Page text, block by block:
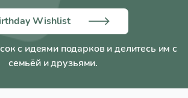
Wishlist
с идеями подарков и делитесь им с
семьёй и друзьями.